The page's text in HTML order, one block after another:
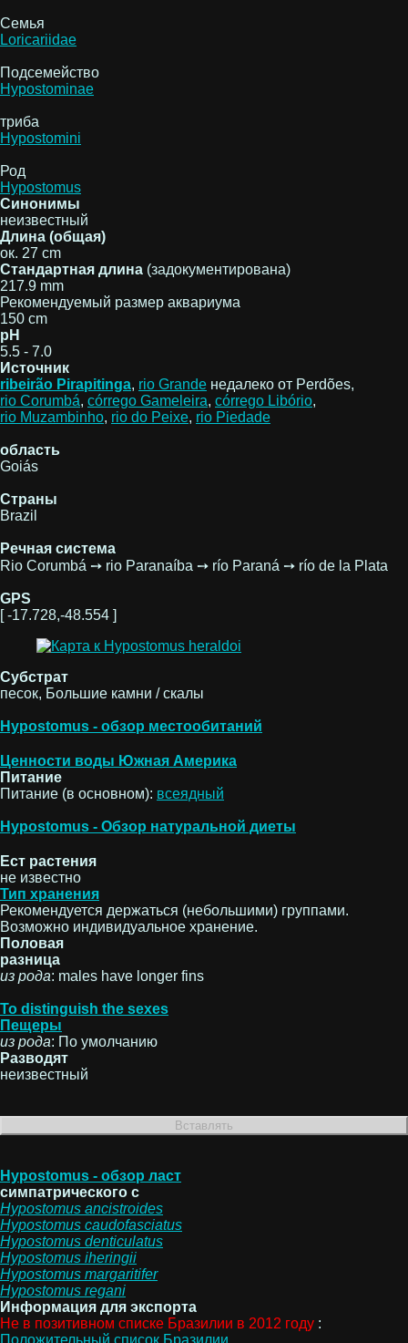
Семья
Loricariidae
Подсемейство
Hypostominae
триба
Hypostomini
Род
Hypostomus
Синонимы
неизвестный
Длина (общая)
ок. 27 cm
Стандартная длина (задокументирована)
217.9 mm
Рекомендуемый размер аквариума
150 cm
pH
5.5 - 7.0
Источник
ribeirão Pirapitinga, rio Grande недалеко от Perdões,
rio Corumbá, córrego Gameleira, córrego Libório,
rio Muzambinho, rio do Peixe, rio Piedade
область
Goiás
Страны
Brazil
Речная система
Rio Corumbá ➙ rio Paranaíba ➙ río Paraná ➙ río de la Plata
GPS
[ -17.728,-48.554 ]
Субстрат
песок, Большие камни / скалы
Hypostomus - обзор местообитаний
Ценности воды Южная Америка
Питание
Питание (в основном): всеядный
Hypostomus - Обзор натуральной диеты
Ест растения
не известно
Тип хранения
Рекомендуется держаться (небольшими) группами.
Возможно индивидуальное хранение.
Половая
разница
из рода: males have longer fins
To distinguish the sexes
Пещеры
из рода: По умолчанию
Разводят
неизвестный
Hypostomus - обзор ласт
симпатрического с
Hypostomus ancistroides
Hypostomus caudofasciatus
Hypostomus denticulatus
Hypostomus iheringii
Hypostomus margaritifer
Hypostomus regani
Информация для экспорта
Не в позитивном списке Бразилии в 2012 году :
Положительный список Бразилии